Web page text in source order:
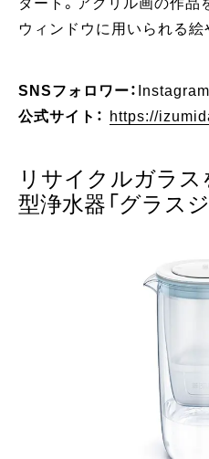
タート。アクリル画の作品
ウィンドウに用いられる絵
SNSフォロワー：
公式サイト：
https://
リサイクルガラス
型浄水器「グラス